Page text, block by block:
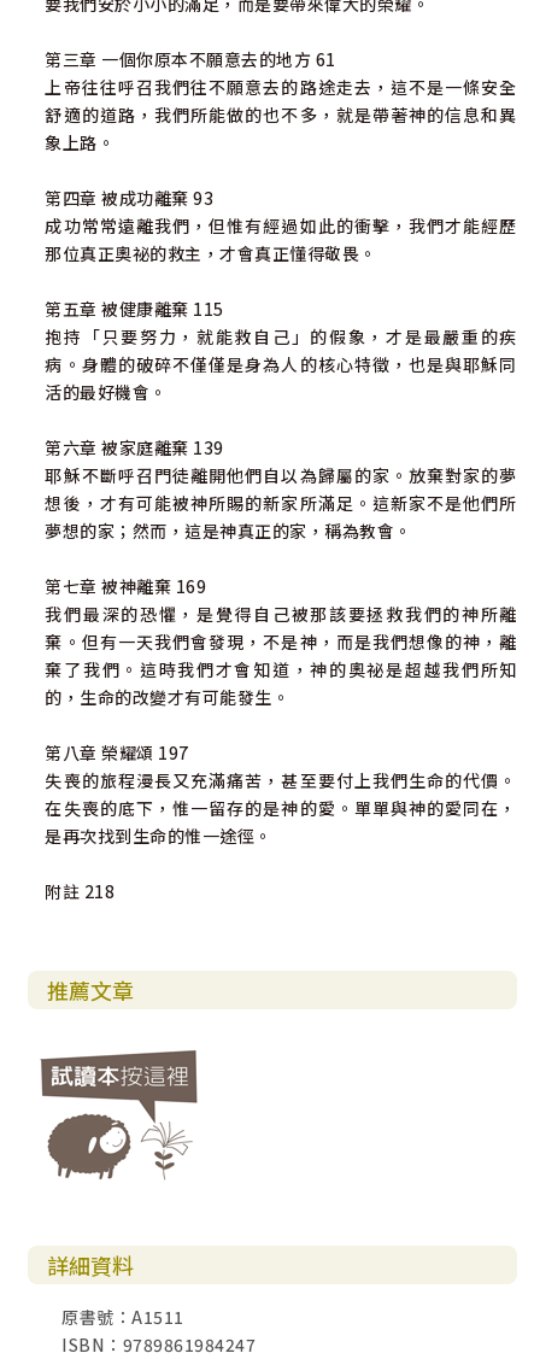
第三章 一個你原本不願意去的地方 61
上帝往往呼召我們往不願意去的路途走去，這不是一條安全
舒適的道路，我們所能做的也不多，就是帶著神的信息和異
象上路。
第四章 被成功離棄 93
成功常常遠離我們，但惟有經過如此的衝擊，我們才能經歷
那位真正奧祕的救主，才會真正懂得敬畏。
第五章 被健康離棄 115
抱持「只要努力，就能救自己」的假象，才是最嚴重的疾
病。身體的破碎不僅僅是身為人的核心特徵，也是與耶穌同
活的最好機會。
第六章 被家庭離棄 139
耶穌不斷呼召門徒離開他們自以為歸屬的家。放棄對家的夢
想後，才有可能被神所賜的新家所滿足。這新家不是他們所
夢想的家；然而，這是神真正的家，稱為教會。
第七章 被神離棄 169
我們最深的恐懼，是覺得自己被那該要拯救我們的神所離
棄。但有一天我們會發現，不是神，而是我們想像的神，離
棄了我們。這時我們才會知道，神的奧祕是超越我們所知
的，生命的改變才有可能發生。
第八章 榮耀頌 197
失喪的旅程漫長又充滿痛苦，甚至要付上我們生命的代價。
在失喪的底下，惟一留存的是神的愛。單單與神的愛同在，
是再次找到生命的惟一途徑。
附註 218
推薦文章
詳細資料
原書號：A1511
ISBN：9789861984247